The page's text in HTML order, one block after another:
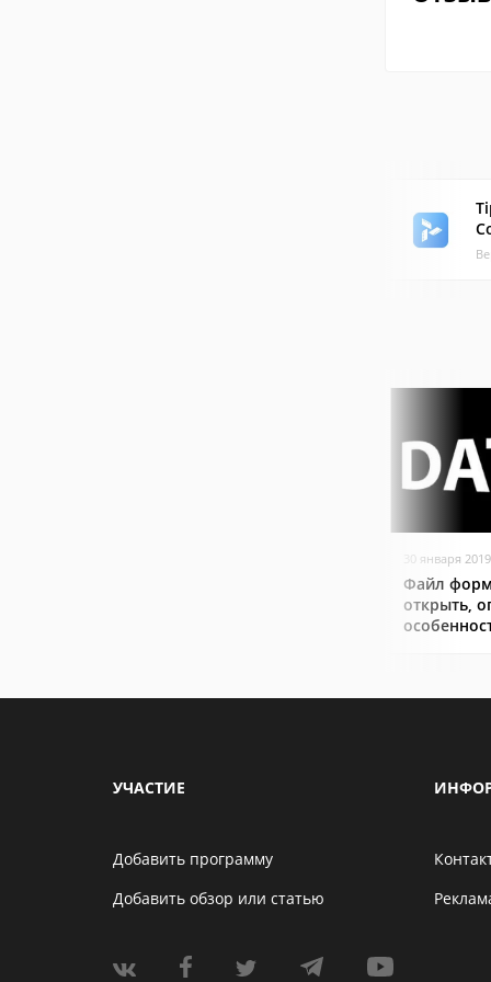
30 января 2019
Файл
открыть,
УЧАСТИЕ
Добавить программу
Добавить обзор или статью